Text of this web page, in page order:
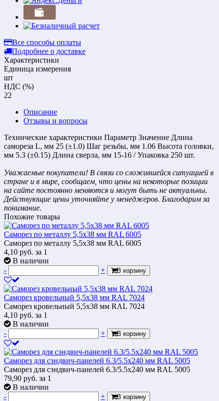
Все способы оплаты
Подробнее о доставке
Характеристики
Единица измерения
шт
НДС (%)
22
Описание
Отзывы и вопросы
Технические характеристики Параметр Значение Длина
самореза L, мм 25 (±1.0) Шаг резьбы, мм 1.06 Высота головки,
мм 5.3 (±0.15) Длина сверла, мм 15-16 / Упаковка 250 шт.
Уважаемые покупатели! В связи со сложившейся ситуацией в
стране и в мире, сообщаем, что цены на некоторые позиции
на сайте постоянно меняются и могут быть не актуальны.
Действующие цены уточняйте у менеджеров. Благодарим за
понимание.
Похожие товары
Саморез по металлу 5,5х38 мм RAL 6005
Саморез по металлу 5,5х38 мм RAL 6005
4,10 руб. за 1
В наличии
-
+ В корзину
Саморез кровельный 5,5х38 мм RAL 7024
Саморез кровельный 5,5х38 мм RAL 7024
4,10 руб. за 1
В наличии
-
+ В корзину
Саморез для сэндвич-панелей 6.3/5.5х240 мм RAL 5005
Саморез для сэндвич-панелей 6.3/5.5х240 мм RAL 5005
79,90 руб. за 1
В наличии
-
+ В корзину